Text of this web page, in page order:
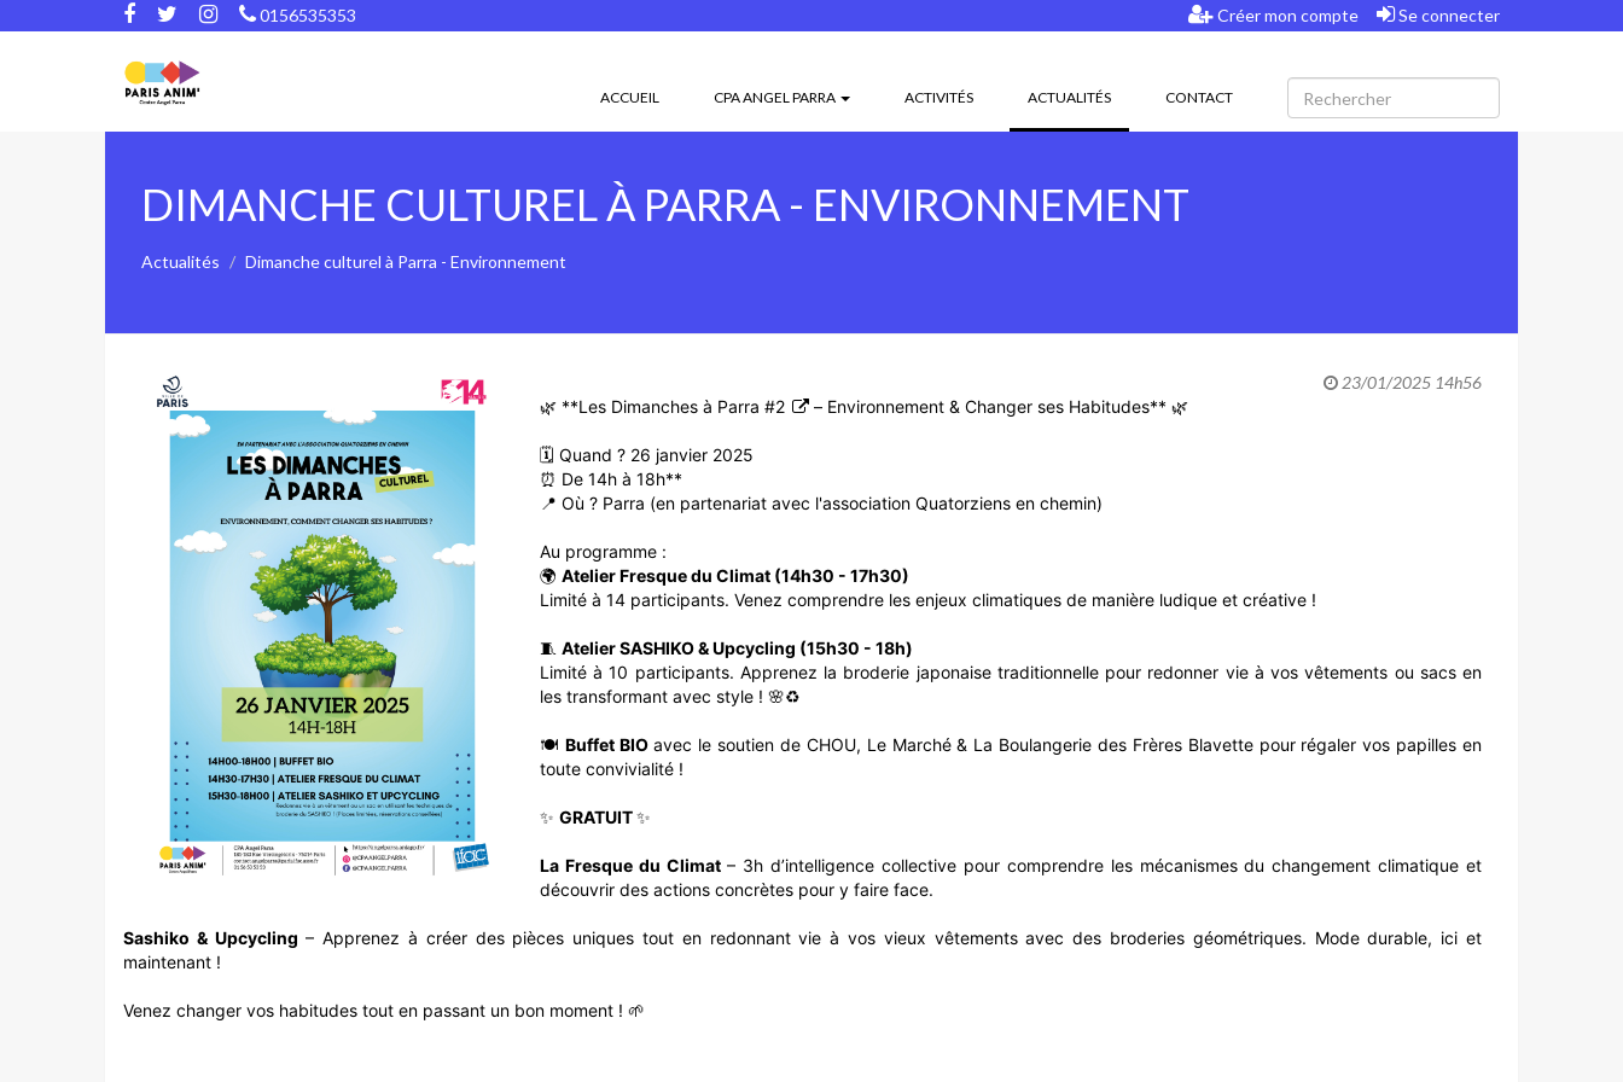
0156535353 Créer mon compte Se connecter
ACCUEIL CPA ANGEL PARRA ACTIVITÉS ACTUALITÉS(CURRENT)CONTACT
DIMANCHE CULTUREL À PARRA - ENVIRONNEMENT
Actualités Dimanche culturel à Parra - Environnement
23/01/2025 14h56
🌿 **Les Dimanches à Parra #2 – Environnement & Changer ses Habitudes** 🌿
🗓 Quand ? 26 janvier 2025
⏰ De 14h à 18h**
📍 Où ? Parra (en partenariat avec l'association Quatorziens en chemin)
Au programme :
🌍 Atelier Fresque du Climat (14h30 - 17h30)
Limité à 14 participants. Venez comprendre les enjeux climatiques de manière ludique et créative !
🧵 Atelier SASHIKO & Upcycling (15h30 - 18h)
Limité à 10 participants. Apprenez la broderie japonaise traditionnelle pour redonner vie à vos vêtements ou sacs en
les transformant avec style ! 🌸♻️
🍽 Buffet BIOavec le soutien de CHOU, Le Marché & La Boulangerie des Frères Blavette pour régaler vos papilles en
toute convivialité !
✨ GRATUIT✨
La Fresque du Climat– 3h d’intelligence collective pour comprendre les mécanismes du changement climatique et
découvrir des actions concrètes pour y faire face.
Sashiko & Upcycling – Apprenez à créer des pièces uniques tout en redonnant vie à vos vieux vêtements avec des broderies géométriques. Mode durable, ici et
maintenant !
Venez changer vos habitudes tout en passant un bon moment ! 🌱